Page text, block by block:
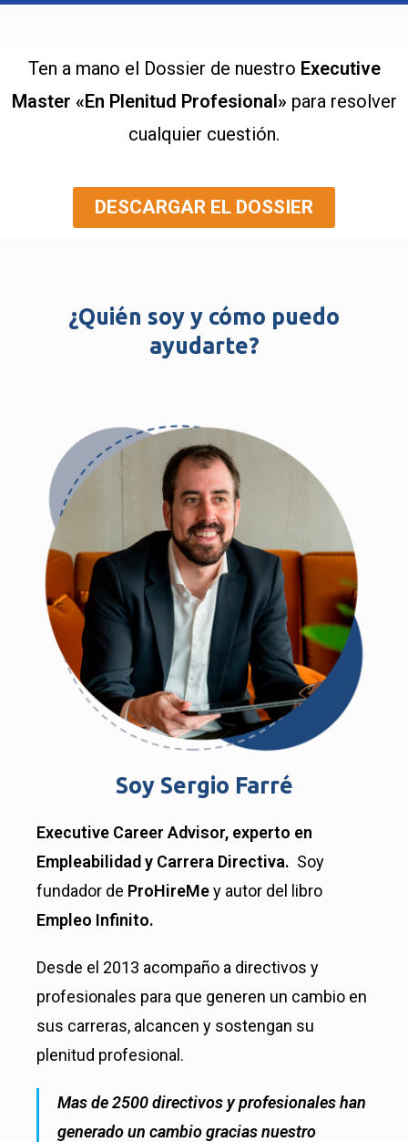
Ten a mano el Dossier de nuestro Executive
Master «En Plenitud Profesional» para resolver
cualquier cuestión.
DESCARGAR EL DOSSIER
¿Quién soy y cómo puedo
ayudarte?
Soy Sergio Farré
Executive Career Advisor, experto en
Empleabilidad y Carrera Directiva. Soy
fundador de ProHireMey autor del libro
Empleo Infinito.
Desde el 2013 acompaño a directivos y
profesionales para que generen un cambio en
sus carreras, alcancen y sostengan su
plenitud profesional.
Mas de 2500 directivos y profesionales han
generado un cambio gracias nuestro